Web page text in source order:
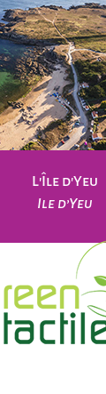
L'Île d'Yeu
Ile d’Yeu